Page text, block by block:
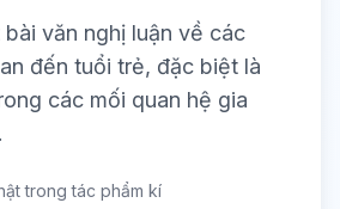
văn nghị luận về các
đến tuổi trẻ, đặc biệt là
các mối quan hệ gia
trong tác phẩm kí